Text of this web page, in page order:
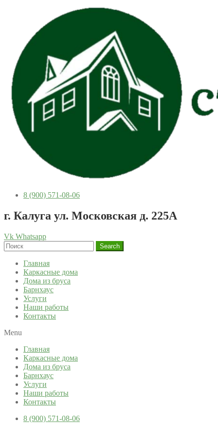
8 (900) 571-08-06
г. Калуга ул. Московская д. 225А
Vk Whatsapp
Search
Главная
Каркасные дома
Дома из бруса
Барнхаус
Услуги
Наши работы
Контакты
Menu
Главная
Каркасные дома
Дома из бруса
Барнхаус
Услуги
Наши работы
Контакты
8 (900) 571-08-06